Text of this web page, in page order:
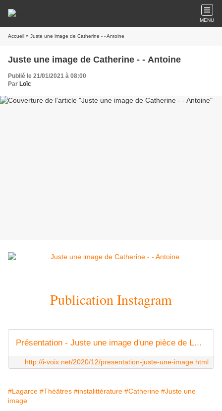
MENU
Accueil » Juste une image de Catherine - - Antoine
Juste une image de Catherine - - Antoine
Publié le 21/01/2021 à 08:00
Par Loïc
Publication Instagram
Présentation - Juste une image d'une pièce de Lagarce - i-voix
http://i-voix.net/2020/12/presentation-juste-une-image.html
#Lagarce #Théâtres #instalittérature #Catherine #Juste une
image